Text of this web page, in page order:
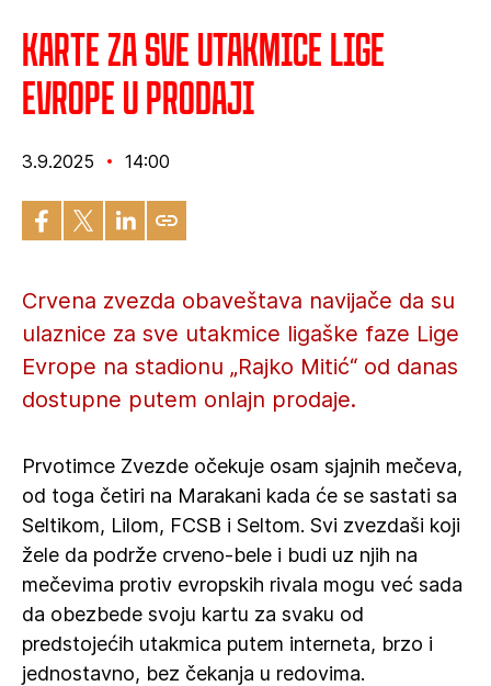
Karte za sve utakmice Lige
Evrope u prodaji
3.9.2025 14:00
Crvena zvezda obaveštava navijače da su
ulaznice za sve utakmice ligaške faze Lige
Evrope na stadionu „Rajko Mitić“ od danas
dostupne putem onlajn prodaje.
Prvotimce Zvezde očekuje osam sjajnih mečeva,
od toga četiri na Marakani kada će se sastati sa
Seltikom, Lilom, FCSB i Seltom. Svi zvezdaši koji
žele da podrže crveno-bele i budi uz njih na
mečevima protiv evropskih rivala mogu već sada
da obezbede svoju kartu za svaku od
predstojećih utakmica putem interneta, brzo i
jednostavno, bez čekanja u redovima.